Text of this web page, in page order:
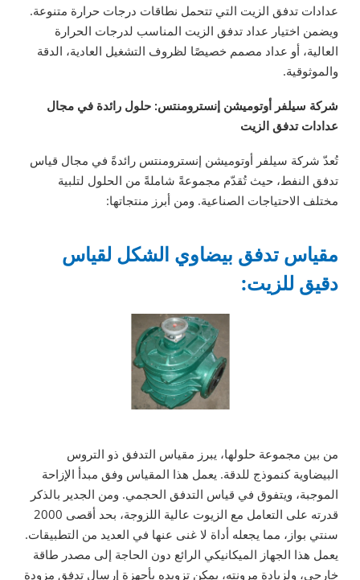
عدادات تدفق الزيت التي تتحمل نطاقات درجات حرارة متنوعة.
ويضمن اختيار عداد تدفق الزيت المناسب لدرجات الحرارة
العالية، أو عداد مصمم خصيصًا لظروف التشغيل العادية، الدقة
والموثوقية.
شركة سيلفر أوتوميشن إنسترومنتس: حلول رائدة في مجال
عدادات تدفق الزيت
تُعدّ شركة سيلفر أوتوميشن إنسترومنتس رائدةً في مجال قياس
تدفق النفط، حيث تُقدّم مجموعةً شاملةً من الحلول لتلبية
مختلف الاحتياجات الصناعية. ومن أبرز منتجاتها:
مقياس تدفق بيضاوي الشكل لقياس
دقيق للزيت:
من بين مجموعة حلولها، يبرز مقياس التدفق ذو التروس
البيضاوية كنموذج للدقة. يعمل هذا المقياس وفق مبدأ الإزاحة
الموجبة، ويتفوق في قياس التدفق الحجمي. ومن الجدير بالذكر
قدرته على التعامل مع الزيوت عالية اللزوجة، بحد أقصى 2000
سنتي بواز، مما يجعله أداة لا غنى عنها في العديد من التطبيقات.
يعمل هذا الجهاز الميكانيكي الرائع دون الحاجة إلى مصدر طاقة
خارجي، ولزيادة مرونته، يمكن تزويده بأجهزة إرسال تدفق مزودة